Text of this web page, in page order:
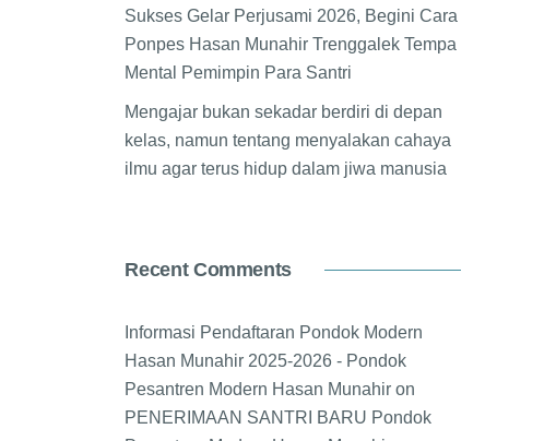
Sukses Gelar Perjusami 2026, Begini Cara
Ponpes Hasan Munahir Trenggalek Tempa
Mental Pemimpin Para Santri
Mengajar bukan sekadar berdiri di depan
kelas, namun tentang menyalakan cahaya
ilmu agar terus hidup dalam jiwa manusia
Recent Comments
Informasi Pendaftaran Pondok Modern
Hasan Munahir 2025-2026 - Pondok
Pesantren Modern Hasan Munahir on
PENERIMAAN SANTRI BARU Pondok